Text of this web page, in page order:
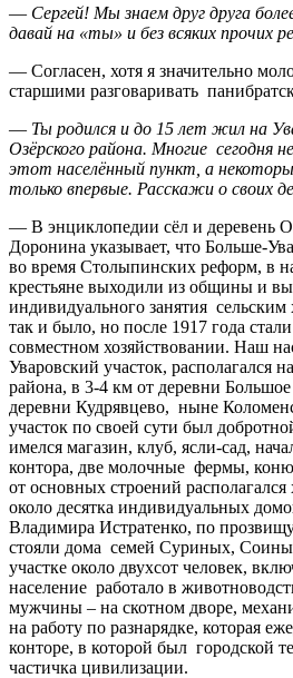
— Сергей! Мы знаем друг друга
давай на «ты» и без всяких прочих
— Согласен, хотя я значительно
старшими разговаривать
— Ты родился и до 15 лет жил на
Озёрского района. Многие сегодня
этот населённый пункт, а
только впервые. Расскажи о своих
— В энциклопедии сёл и деревень
Доронина указывает, что Больше-
во время Столыпинских реформ, в
крестьяне выходили из общины и
индивидуального занятия
так и было, но после 1917 года
совместном хозяйствовании. Наш
Уваровский участок, располагался
района, в 3-4 км от деревни
деревни Кудрявцево, ныне
участок по своей сути был
имелся магазин, клуб, ясли-сад,
контора, две молочные фермы,
от основных строений
около десятка индивидуальных
Владимира Истратенко, по
стояли дома семей Суриных,
участке около двухсот человек,
население работало в
мужчины – на скотном дворе,
на работу по разнарядке, которая
конторе, в которой был городской
частичка цивилизации.